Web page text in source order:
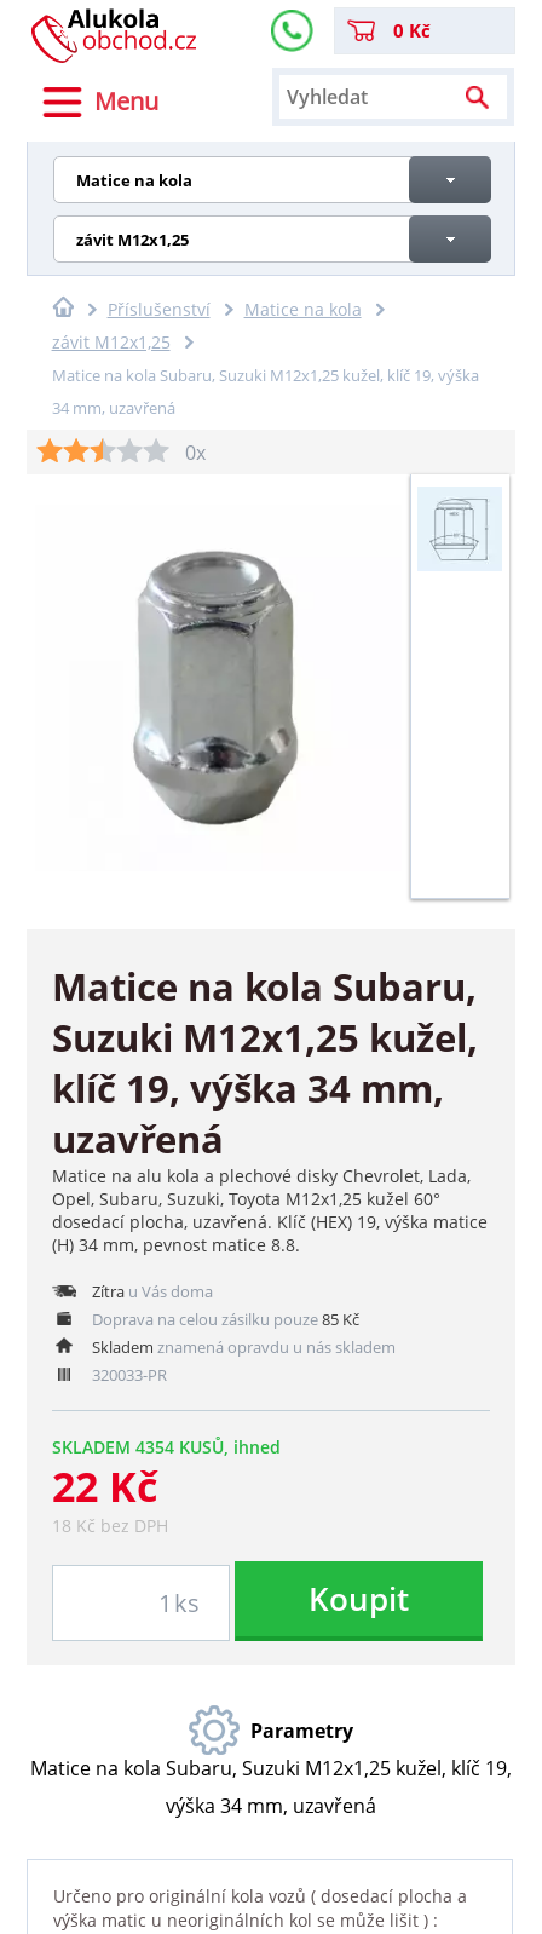
Menu
0 Kč
Matice na kola
závit M12x1,25
Příslušenství
Matice na kola
závit M12x1,25
Matice na kola Subaru, Suzuki M12x1,25 kužel, klíč 19, výška
34 mm, uzavřená
0x
Matice na kola Subaru,
Suzuki M12x1,25 kužel,
klíč 19, výška 34 mm,
uzavřená
Matice na alu kola a plechové disky Chevrolet, Lada,
Opel, Subaru, Suzuki, Toyota M12x1,25 kužel 60°
dosedací plocha, uzavřená. Klíč (HEX) 19, výška matice
(H) 34 mm, pevnost matice 8.8.
Zítrau Vás doma
Doprava na celou zásilku pouze85 Kč
Skladem znamená opravdu u nás skladem
320033-PR
SKLADEM 4354 KUSŮ, ihned
22 Kč
18 Kč bez DPH
ks Koupit
Parametry
Matice na kola Subaru, Suzuki M12x1,25 kužel, klíč 19,
výška 34 mm, uzavřená
Určeno pro originální kola vozů ( dosedací plocha a
výška matic u neoriginálních kol se může lišit ) :